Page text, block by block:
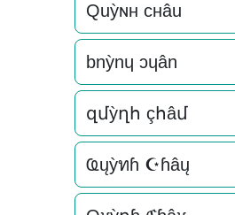
Quỳɴн cнâu
bnỳnɥ ɔɥân
զմỳղհ çհâմ
Ҩųỳทɦ ☪ɦâų